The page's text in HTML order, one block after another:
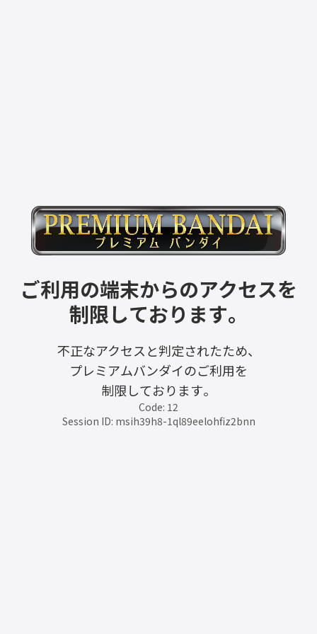
ご利用の端末からのアクセスを
制限しております。
不正なアクセスと判定されたため、
プレミアムバンダイのご利用を
制限しております。
Code: 12
Session ID: msih39h8-1ql89eelohfiz2bnn